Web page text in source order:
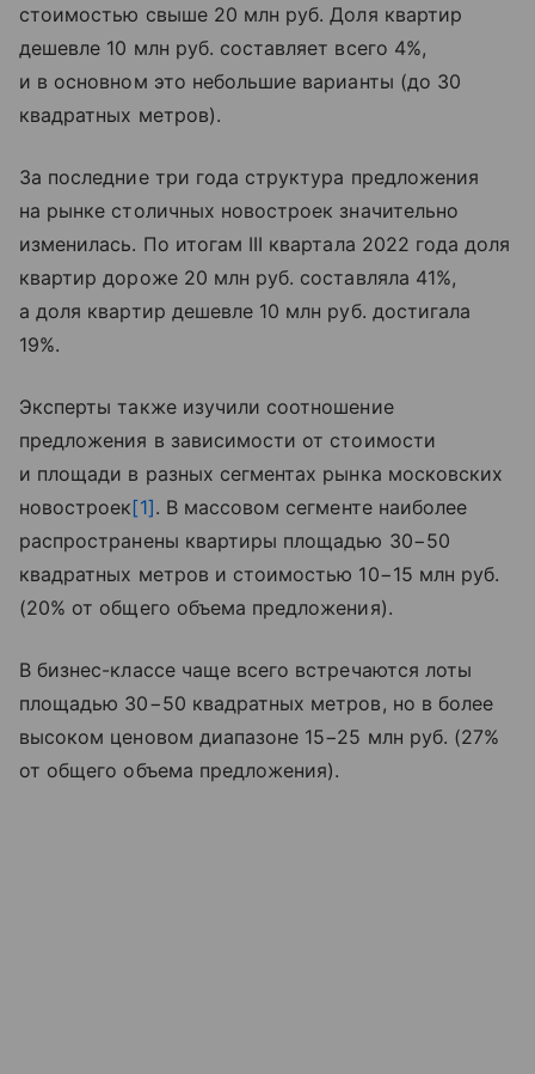
стоимостью свыше 20 млн руб. Доля квартир
дешевле 10 млн руб. составляет всего 4%,
и в основном это небольшие варианты (до 30
квадратных метров).
За последние три года структура предложения
на рынке столичных новостроек значительно
изменилась. По итогам III квартала 2022 года доля
квартир дороже 20 млн руб. составляла 41%,
а доля квартир дешевле 10 млн руб. достигала
19%.
Эксперты также изучили соотношение
предложения в зависимости от стоимости
и площади в разных сегментах рынка московских
новостроек[1]. В массовом сегменте наиболее
распространены квартиры площадью 30−50
квадратных метров и стоимостью 10−15 млн руб.
(20% от общего объема предложения).
В бизнес-классе чаще всего встречаются лоты
площадью 30−50 квадратных метров, но в более
высоком ценовом диапазоне 15−25 млн руб. (27%
от общего объема предложения).